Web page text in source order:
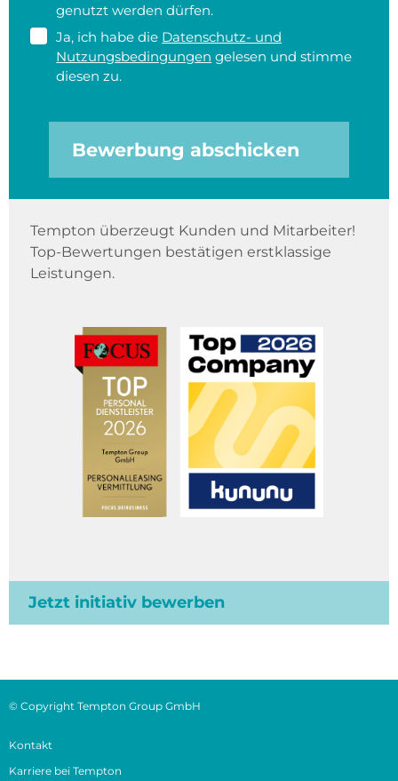
genutzt werden dürfen.
Ja, ich habe die Datenschutz- und
Nutzungsbedingungen gelesen und stimme
diesen zu.
Bewerbung abschicken
Tempton überzeugt Kunden und Mitarbeiter!
Top-Bewertungen bestätigen erstklassige
Leistungen.
Jetzt initiativ bewerben
© Copyright Tempton Group GmbH
Kontakt
Karriere bei Tempton